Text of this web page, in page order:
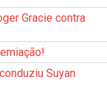
Gracie contra
Suyan